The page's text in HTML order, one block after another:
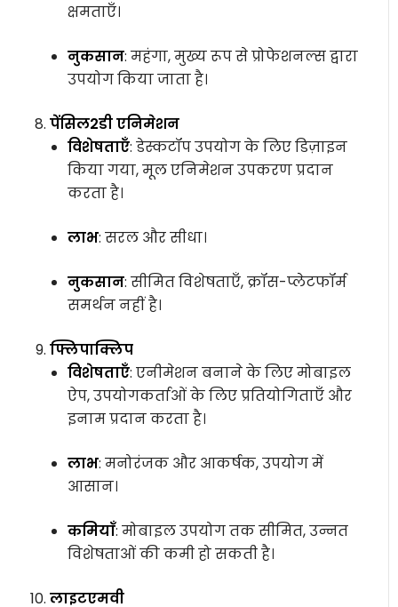
क्षमताएँ।
नुकसान: महंगा, मुख्य रूप से प्रोफेशनल्स द्वारा
उपयोग किया जाता है।
पेंसिल2डी एनिमेशन
विशेषताएँ: डेस्कटॉप उपयोग के लिए डिज़ाइन
किया गया, मूल एनिमेशन उपकरण प्रदान
करता है।
लाभ: सरल और सीधा।
नुकसान: सीमित विशेषताएँ, क्रॉस-प्लेटफॉर्म
समर्थन नहीं है।
फ्लिपाक्लिप
विशेषताएँ: एनीमेशन बनाने के लिए मोबाइल
ऐप, उपयोगकर्ताओं के लिए प्रतियोगिताएँ और
इनाम प्रदान करता है।
लाभ: मनोरंजक और आकर्षक, उपयोग में
आसान।
कमियाँ: मोबाइल उपयोग तक सीमित, उन्नत
विशेषताओं की कमी हो सकती है।
लाइटएमवी